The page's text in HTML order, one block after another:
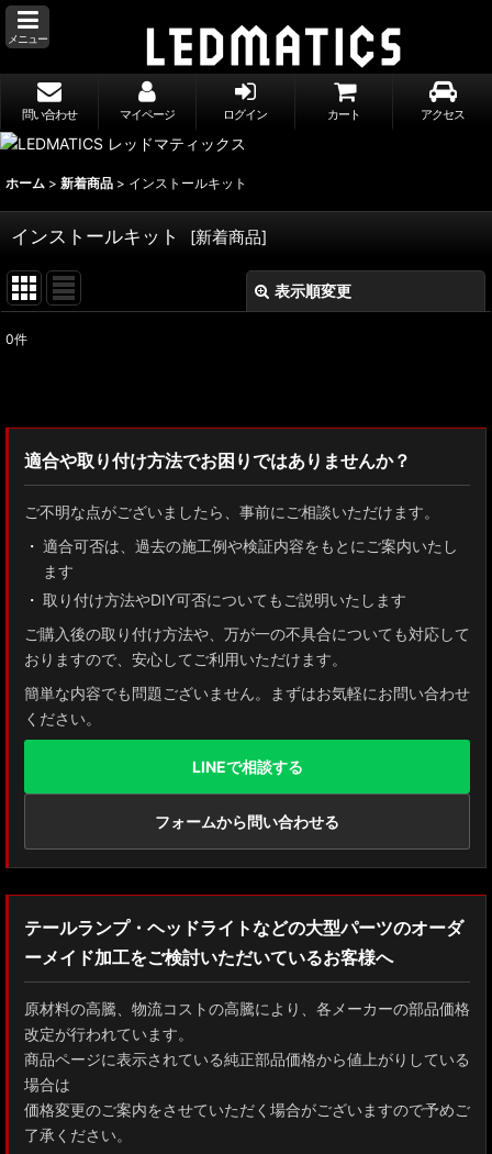
メニュー
問い合わせ マイページ ログイン カート アクセス
ホーム > 新着商品 > インストールキット
インストールキット [新着商品]
表示順変更
絞り込む
0件
適合や取り付け方法でお困りではありませんか？
ご不明な点がございましたら、事前にご相談いただけます。
適合可否は、過去の施工例や検証内容をもとにご案内いたし
ます
取り付け方法やDIY可否についてもご説明いたします
ご購入後の取り付け方法や、万が一の不具合についても対応して
おりますので、安心してご利用いただけます。
簡単な内容でも問題ございません。まずはお気軽にお問い合わせ
ください。
LINEで相談する
フォームから問い合わせる
テールランプ・ヘッドライトなどの大型パーツのオーダ
ーメイド加工をご検討いただいているお客様へ
原材料の高騰、物流コストの高騰により、各メーカーの部品価格
改定が行われています。
商品ページに表示されている純正部品価格から値上がりしている
場合は
価格変更のご案内をさせていただく場合がございますので予めご
了承ください。